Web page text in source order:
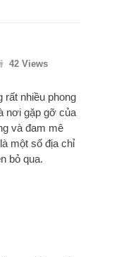
42 Views
rất nhiều phong
nơi gặp gỡ của
và đam mê
một số địa chỉ
bỏ qua.